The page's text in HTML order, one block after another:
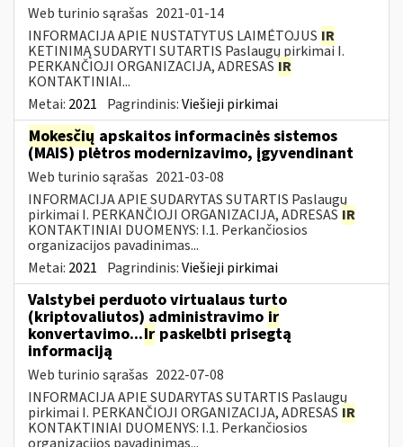
Web turinio sąrašas 2021-01-14
INFORMACIJA APIE NUSTATYTUS LAIMĖTOJUS IR
KETINIMĄ SUDARYTI SUTARTIS Paslaugų pirkimai I.
PERKANČIOJI ORGANIZACIJA, ADRESAS IR
KONTAKTINIAI...
Metai: 2021 Pagrindinis:Viešieji pirkimai
Mokesčių apskaitos informacinės sistemos
(MAIS) plėtros modernizavimo, įgyvendinant
Web turinio sąrašas 2021-03-08
INFORMACIJA APIE SUDARYTAS SUTARTIS Paslaugų
pirkimai I. PERKANČIOJI ORGANIZACIJA, ADRESAS IR
KONTAKTINIAI DUOMENYS: I.1. Perkančiosios
organizacijos pavadinimas...
Metai: 2021 Pagrindinis:Viešieji pirkimai
Valstybei perduoto virtualaus turto
(kriptovaliutos) administravimo ir
konvertavimo...Ir paskelbti prisegtą
informaciją
Web turinio sąrašas 2022-07-08
INFORMACIJA APIE SUDARYTAS SUTARTIS Paslaugų
pirkimai I. PERKANČIOJI ORGANIZACIJA, ADRESAS IR
KONTAKTINIAI DUOMENYS: I.1. Perkančiosios
organizacijos pavadinimas...